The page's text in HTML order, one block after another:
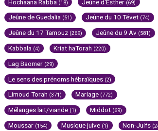
Hochaana Rabba (18) Jeûne d'Esther (69)
Jeûne de Guedalia (51) Jeûne du 10 Tévet (74)
Jeûne du 17 Tamouz (269) Jeûne du 9 Av (581)
Kabbala (4) Kriat haTorah (220)
Lag Baomer (29)
Le sens des prénoms hébraïques (2)
Limoud Torah (371) Mariage (772)
Mélanges lait/viande (1) Middot (69)
Moussar (154) Musique juive (1) Non-Juifs